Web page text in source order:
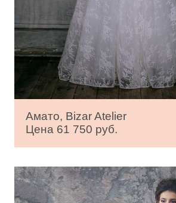
Амато, Bizar Atelier
Цена 61 750 руб.